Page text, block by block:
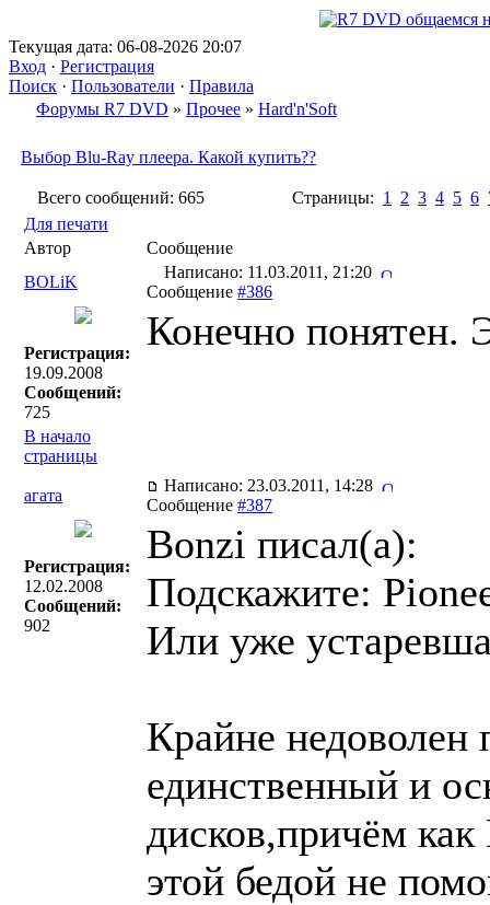
Текущая дата: 06-08-2026 20:07
Вход · Регистрация
Поиск · Пользователи · Правила
Форумы R7 DVD » Прочее » Hard'n'Soft
Выбор Blu-Ray плеера. Какой купить??
Всего сообщений: 665 Страницы: 1 2 3 4 5 6
Для печати
Автор
Сообщение
BOLiK
Написано: 11.03.2011, 21:20
Сообщение #386
Регистрация:
19.09.2008
Сообщений:
725
Конечно понятен.
В начало
страницы
агата
Написано: 23.03.2011, 14:28
Сообщение #387
Регистрация:
12.02.2008
Сообщений:
902
Bonzi писал(a):
Подскажите:
Или уже
Крайне недоволен
единственный и
дисков,причём
этой бедой не